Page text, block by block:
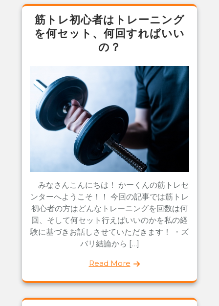
筋トレ初心者はトレーニング
を何セット、何回すればいい
の？
みなさんこんにちは！ かーくんの筋トレセ
ンターへようこそ！！ 今回の記事では筋トレ
初心者の方はどんなトレーニングを回数は何
回、そして何セット行えばいいのかを私の経
験に基づきお話しさせていただきます！ ・ズ
バリ結論から […]
Read More